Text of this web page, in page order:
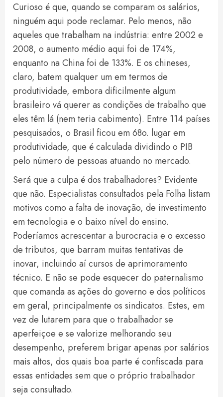
Curioso é que, quando se comparam os salários,
ninguém aqui pode reclamar. Pelo menos, não
aqueles que trabalham na indústria: entre 2002 e
2008, o aumento médio aqui foi de 174%,
enquanto na China foi de 133%. E os chineses,
claro, batem qualquer um em termos de
produtividade, embora dificilmente algum
brasileiro vá querer as condições de trabalho que
eles têm lá (nem teria cabimento). Entre 114 países
pesquisados, o Brasil ficou em 68o. lugar em
produtividade, que é calculada dividindo o PIB
pelo número de pessoas atuando no mercado.
Será que a culpa é dos trabalhadores? Evidente
que não. Especialistas consultados pela Folha listam
motivos como a falta de inovação, de investimento
em tecnologia e o baixo nível do ensino.
Poderíamos acrescentar a burocracia e o excesso
de tributos, que barram muitas tentativas de
inovar, incluindo aí cursos de aprimoramento
técnico. E não se pode esquecer do paternalismo
que comanda as ações do governo e dos políticos
em geral, principalmente os sindicatos. Estes, em
vez de lutarem para que o trabalhador se
aperfeiçoe e se valorize melhorando seu
desempenho, preferem brigar apenas por salários
mais altos, dos quais boa parte é confiscada para
essas entidades sem que o próprio trabalhador
seja consultado.